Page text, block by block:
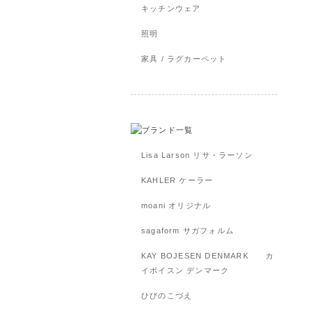
キッチンウェア
照明
家具 / ラグカーペット
Lisa Larson リサ・ラーソン
KAHLER ケーラー
moani オリジナル
sagaform サガフォルム
KAY BOJESEN DENMARK カ
イボイスン デンマーク
ひびのこづえ